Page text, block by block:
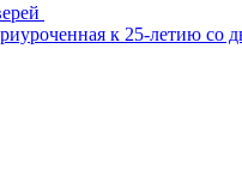
к 25-летию